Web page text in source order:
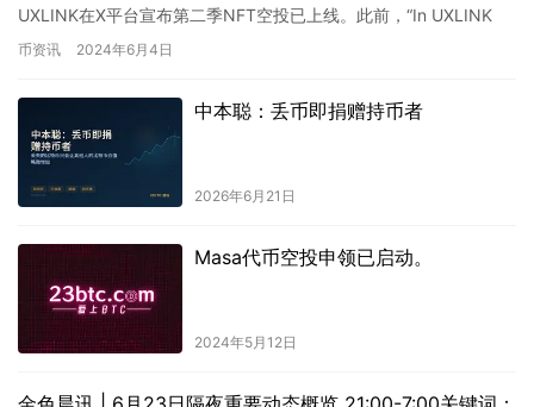
UXLINK在X平台宣布第二季NFT空投已上线。此前，“In UXLINK
We Trust”第一季空投凭证…
币资讯 2024年6月4日
中本聪：丢币即捐赠持币者
2026年6月21日
Masa代币空投申领已启动。
2024年5月12日